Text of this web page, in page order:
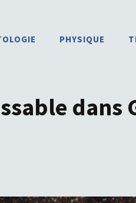
PHYSIQUE
dans